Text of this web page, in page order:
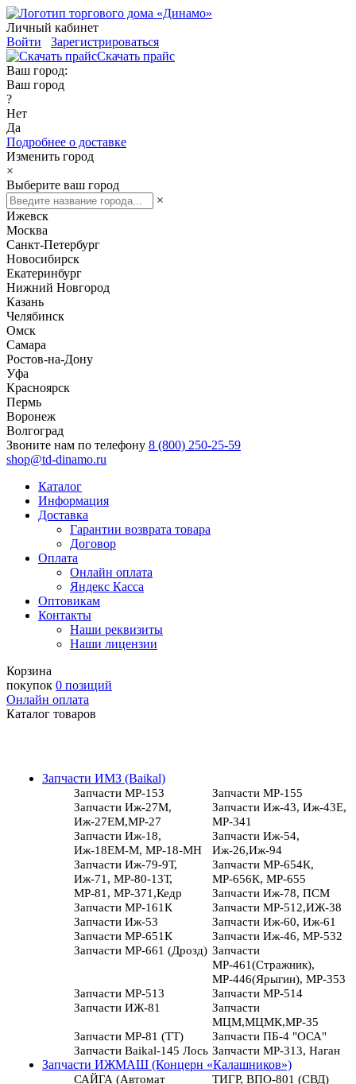
Личный кабинет
Войти
Зарегистрироваться
Скачать прайс
Ваш город:
Ваш город
?
Нет
Да
Подробнее о доставке
Изменить город
×
Выберите ваш город
×
Ижевск
Москва
Санкт-Петербург
Новосибирск
Екатеринбург
Нижний Новгород
Казань
Челябинск
Омск
Самара
Ростов-на-Дону
Уфа
Красноярск
Пермь
Воронеж
Волгоград
Звоните нам по телефону 8 (800) 250-25-59
shop@td-dinamo.ru
Каталог
Информация
Доставка
Гарантии возврата товара
Договор
Оплата
Онлайн оплата
Яндекс Касса
Оптовикам
Контакты
Наши реквизиты
Наши лицензии
Корзина
покупок 0 позиций
Онлайн оплата
Каталог товаров
Запчасти ИМЗ (Baikal)
Запчасти МР-153
Запчасти МР-155
Запчасти Иж-27М,
Иж-27ЕМ,МР-27
Запчасти Иж-43, Иж-43Е,
МР-341
Запчасти Иж-18,
Иж-18ЕМ-М, МР-18-МН
Запчасти Иж-54,
Иж-26,Иж-94
Запчасти Иж-79-9Т,
Иж-71, МР-80-13Т,
МР-81, МР-371,Кедр
Запчасти МР-654К,
МР-656К, МР-655
Запчасти Иж-78, ПСМ
Запчасти МР-161К
Запчасти МР-512,ИЖ-38
Запчасти Иж-53
Запчасти Иж-60, Иж-61
Запчасти МР-651К
Запчасти Иж-46, МР-532
Запчасти МР-661 (Дрозд) Запчасти
МР-461(Стражник),
МР-446(Ярыгин), МР-353
Запчасти МР-513
Запчасти МР-514
Запчасти ИЖ-81
Запчасти
МЦМ,МЦМК,МР-35
Запчасти МР-81 (ТТ)
Запчасти ПБ-4 "ОСА"
Запчасти Baikal-145 Лось Запчасти МР-313, Наган
Запчасти ИЖМАШ (Концерн «Калашников»)
САЙГА (Автомат
ТИГР, ВПО-801 (СВД)